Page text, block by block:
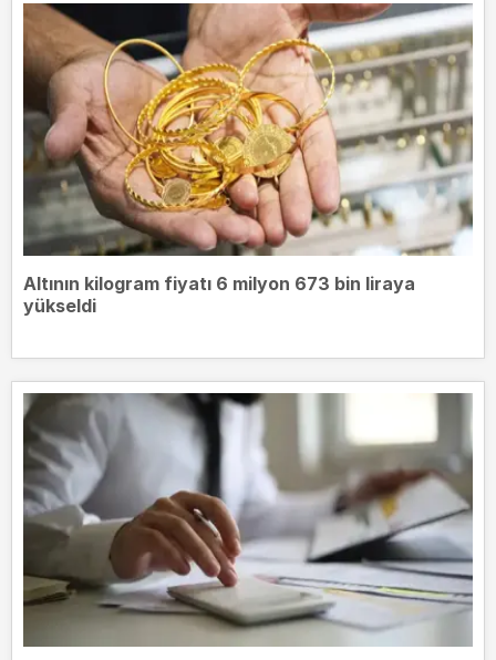
Altının kilogram fiyatı 6 milyon 673 bin liraya
yükseldi